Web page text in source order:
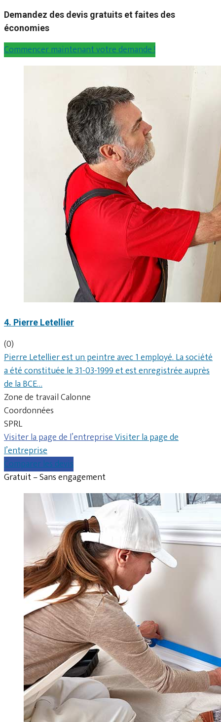
Demandez des devis gratuits et faites des
économies
Commencer maintenant votre demande !
4. Pierre Letellier
(0)
Pierre Letellier est un peintre avec 1 employé. La société
a été constituée le 31-03-1999 et est enregistrée auprès
de la BCE…
Zone de travail Calonne
Coordonnées
SPRL
Visiter la page de l’entrepriseVisiter la page de
l’entreprise
Comparer les devis
Gratuit – Sans engagement